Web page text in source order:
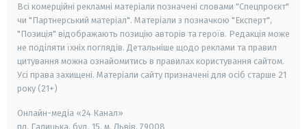
Всі комерційні рекламні матеріали позначені словами "Спецпроєкт"
чи "Партнерський матеріал". Матеріали з позначкою "Експерт",
"Позиція" відображають позицію авторів та героїв. Редакція може
не поділяти їхніх поглядів. Детальніше щодо реклами та правил
цитування можна ознайомитись в правилах користування сайтом.
Усі права захищені. Матеріали сайту призначені для осіб старше 21
року (21+)
Онлайн-медіа «24 Канал»
пл. Галицька, буд. 15, м. Львів, 79008